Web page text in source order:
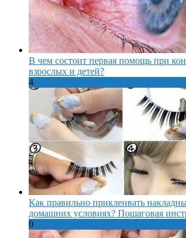
В чем состоит первая помощь при
взрослых и детей?
4
Как правильно приклеивать
домашних условиях? Пошаговая
0